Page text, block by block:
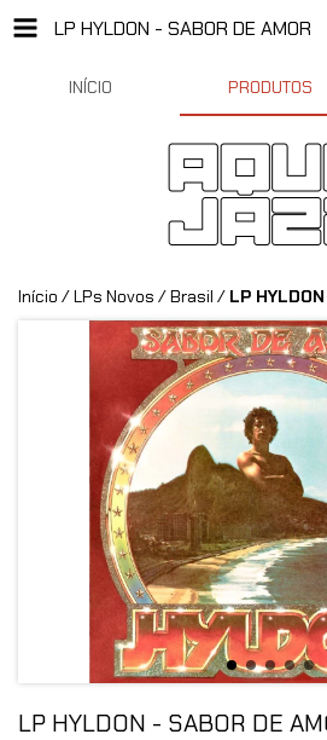
LP HYLDON - SABOR DE AMOR
INÍCIO PRODUTOS
Início /LPs Novos /Brasil / LP
LP HYLDON - SABOR DE